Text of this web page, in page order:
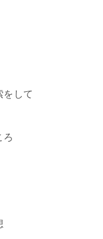
をして
ろ